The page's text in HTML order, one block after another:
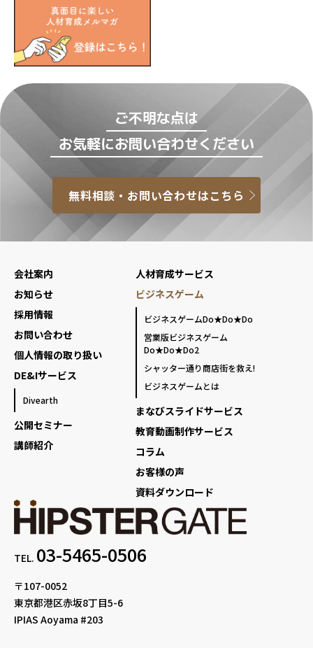
ご不明な点は
お気軽にお問い合わせください
無料相談・お問い合わせはこちら
TEL. 03-5465-0506
〒107-0052
東京都港区赤坂8丁目5-6
IPIAS Aoyama #203
会社案内
お知らせ
採用情報
お問い合わせ
個人情報の取り扱い
DE&Iサービス
Divearth
公開セミナー
講師紹介
人材育成サービス
ビジネスゲーム
ビジネスゲームDo★Do★Do
営業版ビジネスゲーム
Do★Do★Do2
シャッター通り商店街を救え!
ビジネスゲームとは
まなびスライドサービス
教育動画制作サービス
コラム
お客様の声
資料ダウンロード